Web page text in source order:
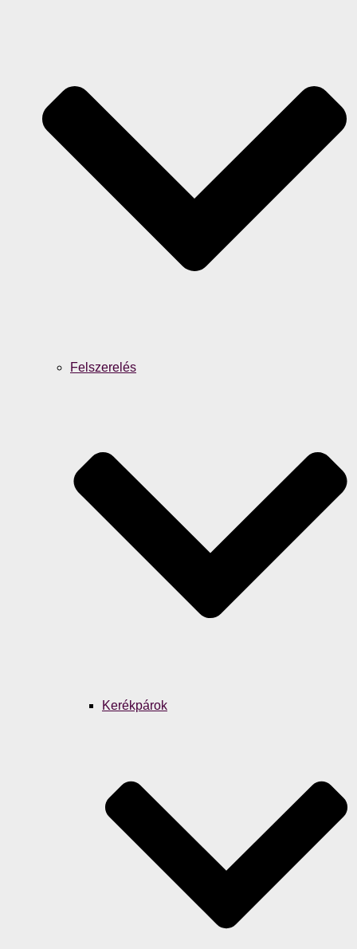
Felszerelés
Kerékpárok